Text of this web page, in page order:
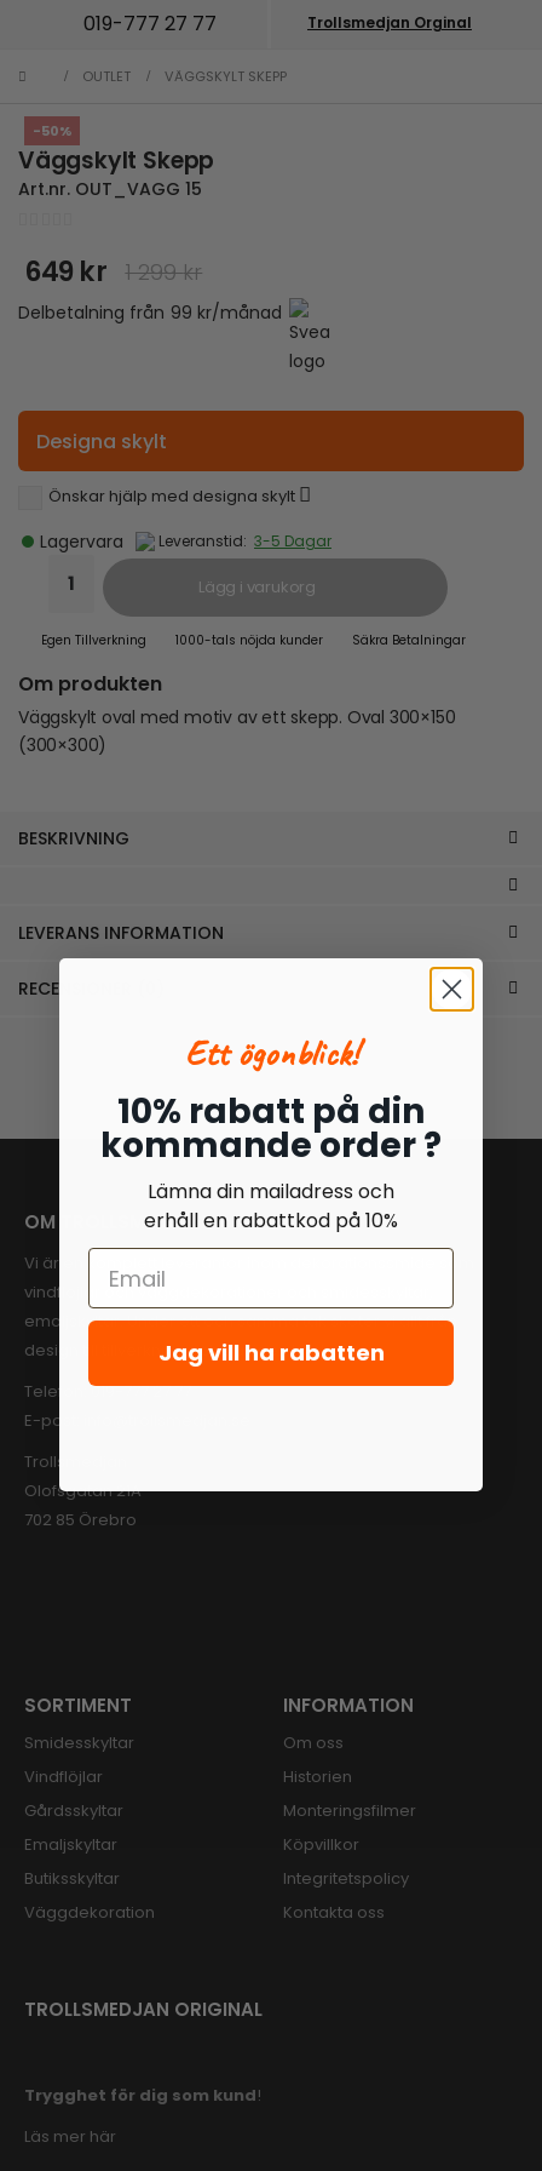
019-777 27 77 Trollsmedjan Orginal
OUTLET VÄGGSKYLT SKEPP
-50%
Väggskylt Skepp
Art.nr. OUT_VAGG 15
1 299kr
Det
ursprungliga
299 kr.
649 kr
Det
nuvarande
Delbetalning från 99 kr/månad
Designa skylt
Önskar hjälp med designa skylt
Lagervara Leveranstid: 3-5 Dagar
Lägg i varukorg
Egen Tillverkning 1000-tals nöjda kunder Säkra Betalningar
Om produkten
Väggskylt oval med motiv av ett skepp. Oval 300×150
(300×300)
BESKRIVNING
LEVERANS INFORMATION
RECENSIONER (0)
OM TROLLSMEDJAN
Vi är en komplett leverantör inom dekorationssmide som
vindflöjlar och väggdekorationer och smidesskyltar,
emaljskyltar. Under ett och samma tak sköter vi allt från
design till tillverkning och slutligen tryck.
Telefon:019-777 27 77
E-post:
Trollsmedjan
Olofsgatan 21A
702 85 Örebro
SORTIMENT
Smidesskyltar
Vindflöjlar
Gårdsskyltar
Emaljskyltar
Butiksskyltar
Väggdekoration
INFORMATION
Om oss
Historien
Monteringsfilmer
Köpvillkor
Integritetspolicy
Kontakta oss
TROLLSMEDJAN ORIGINAL
Trygghet för dig som kund!
Läs mer här
Ett ögonblick!
10% rabatt på din
kommande order ?
Lämna din mailadress och
erhåll en rabattkod på 10%
Jag vill ha rabatten